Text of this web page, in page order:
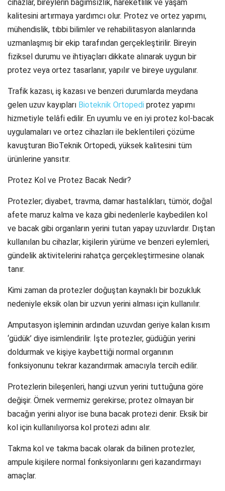
cihazlar, bireylerin bağımsızlık, hareketlilik ve yaşam
kalitesini artırmaya yardımcı olur. Protez ve ortez yapımı,
mühendislik, tıbbi bilimler ve rehabilitasyon alanlarında
uzmanlaşmış bir ekip tarafından gerçekleştirilir. Bireyin
fiziksel durumu ve ihtiyaçları dikkate alınarak uygun bir
protez veya ortez tasarlanır, yapılır ve bireye uygulanır.
Trafik kazası, iş kazası ve benzeri durumlarda meydana
gelen uzuv kayıpları Bioteknik Ortopedi protez yapımı
hizmetiyle telâfi edilir. En uyumlu ve en iyi protez kol-bacak
uygulamaları ve ortez cihazları ile beklentileri çözüme
kavuşturan BioTeknik Ortopedi, yüksek kalitesini tüm
ürünlerine yansıtır.
Protez Kol ve Protez Bacak Nedir?
Protezler; diyabet, travma, damar hastalıkları, tümör, doğal
afete maruz kalma ve kaza gibi nedenlerle kaybedilen kol
ve bacak gibi organların yerini tutan yapay uzuvlardır. Dıştan
kullanılan bu cihazlar; kişilerin yürüme ve benzeri eylemleri,
gündelik aktivitelerini rahatça gerçekleştirmesine olanak
tanır.
Kimi zaman da protezler doğuştan kaynaklı bir bozukluk
nedeniyle eksik olan bir uzvun yerini alması için kullanılır.
Amputasyon işleminin ardından uzuvdan geriye kalan kısım
‘güdük’ diye isimlendirilir. İşte protezler, güdüğün yerini
doldurmak ve kişiye kaybettiği normal organının
fonksiyonunu tekrar kazandırmak amacıyla tercih edilir.
Protezlerin bileşenleri, hangi uzvun yerini tuttuğuna göre
değişir. Örnek vermemiz gerekirse; protez olmayan bir
bacağın yerini alıyor ise buna bacak protezi denir. Eksik bir
kol için kullanılıyorsa kol protezi adını alır.
Takma kol ve takma bacak olarak da bilinen protezler,
ampule kişilere normal fonksiyonlarını geri kazandırmayı
amaçlar.